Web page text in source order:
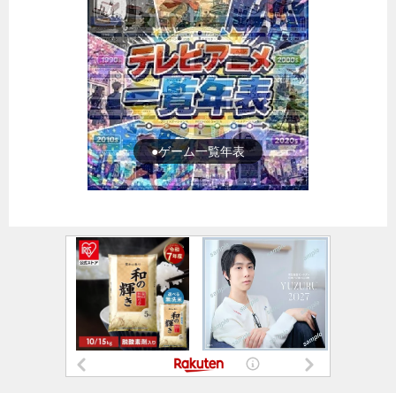
●ゲーム一覧年表